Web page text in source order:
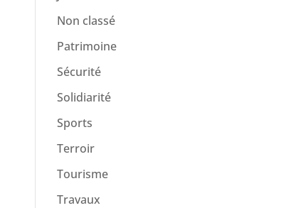
Non classé
Patrimoine
Sécurité
Solidiarité
Sports
Terroir
Tourisme
Travaux